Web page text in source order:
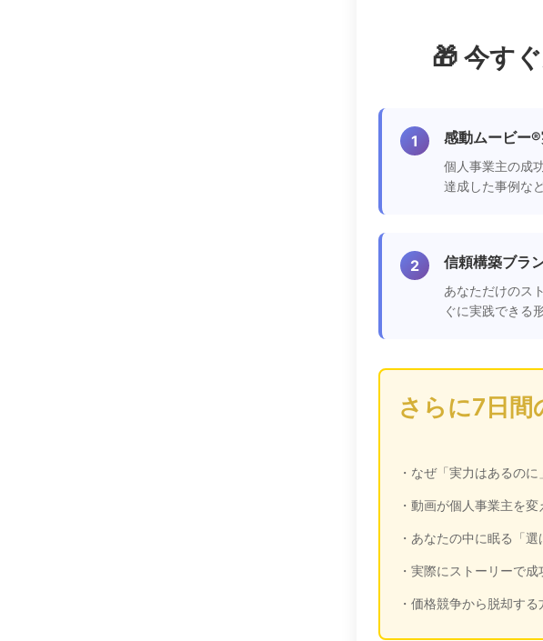
🎁 今す
1 感動ムービー®
個人事業主の成
達成した事例な
2 信頼構築ブラ
あなただけのス
ぐに実践できる
さらに7日
・なぜ「実力はあるの
・動画が個人事業主を変
・あなたの中に眠る「選
・実際にストーリーで
・価格競争から脱却する